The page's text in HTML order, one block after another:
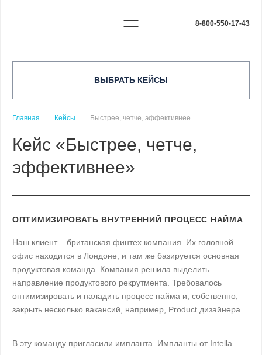
8-800-550-17-43
ВЫБРАТЬ КЕЙСЫ
Главная Кейсы Быстрее, четче, эффективнее
Кейс «Быстрее, четче,
эффективнее»
ОПТИМИЗИРОВАТЬ ВНУТРЕННИЙ ПРОЦЕСС НАЙМА
Наш клиент – британская финтех компания. Их головной
офис находится в Лондоне, и там же базируется основная
продуктовая команда. Компания решила выделить
направление продуктового рекрутмента. Требовалось
оптимизировать и наладить процесс найма и, собственно,
закрыть несколько вакансий, например, Product дизайнера.
В эту команду пригласили импланта. Импланты от Intella –